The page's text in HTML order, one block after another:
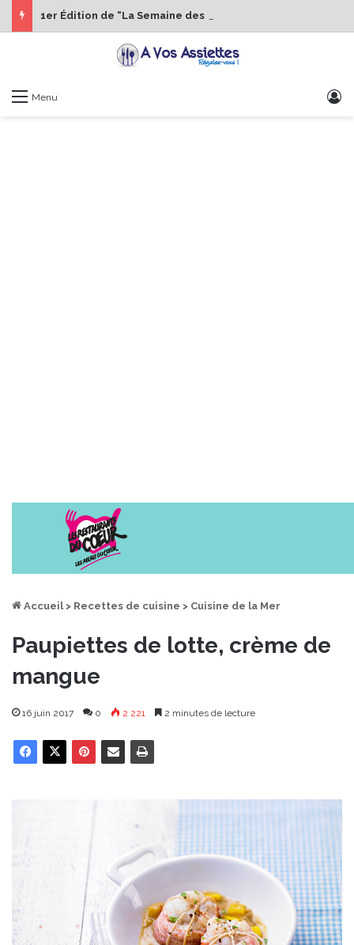
Menu
Accueil > Recettes de cuisine > Cuisine de la Mer
Paupiettes de lotte, crème de
mangue
16 juin 2017 0 2 221 2 minutes de lecture